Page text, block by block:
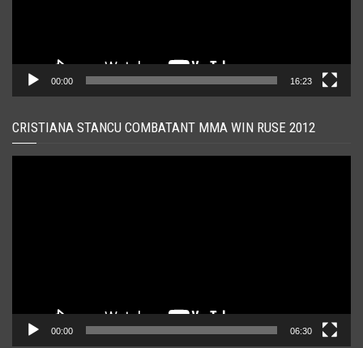
00:00 16:23
CRISTIANA STANCU COMBATANT MMA WIN RUSE 2012
00:00 06:30